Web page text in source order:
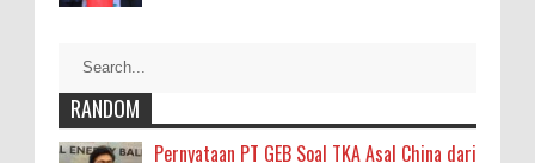
RANDOM
Pernyataan PT GEB Soal TKA Asal China dari